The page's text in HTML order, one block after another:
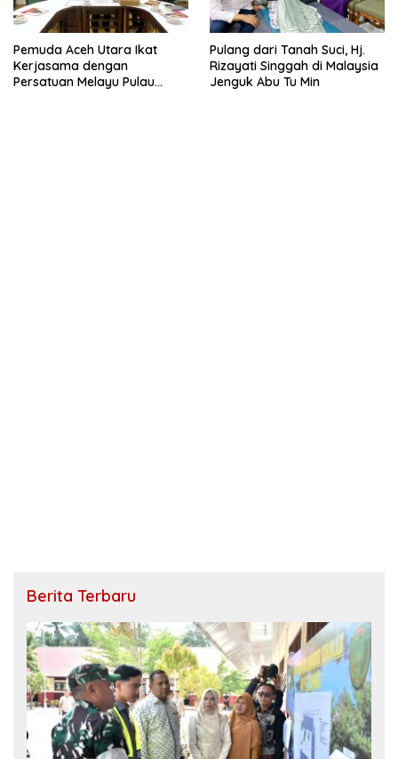
Pemuda Aceh Utara Ikat
Kerjasama dengan
Persatuan Melayu Pulau
Pulang dari Tanah Suci, Hj.
Rizayati Singgah di Malaysia
Jenguk Abu Tu Min
Berita Terbaru